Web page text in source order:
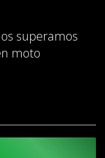
superamos
moto